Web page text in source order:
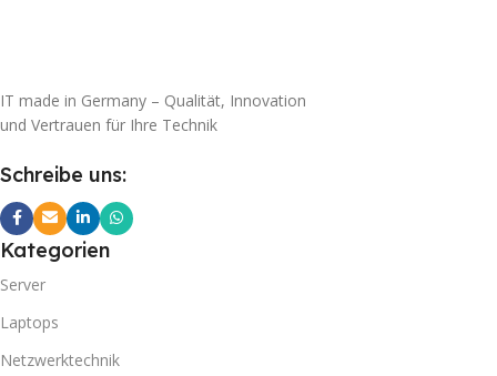
IT made in Germany – Qualität, Innovation
und Vertrauen für Ihre Technik
Schreibe uns:
Kategorien
Server
Laptops
Netzwerktechnik